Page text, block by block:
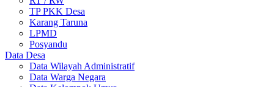
TP PKK Desa
Karang Taruna
LPMD
Posyandu
Data Desa
Data Wilayah Administratif
Data Warga Negara